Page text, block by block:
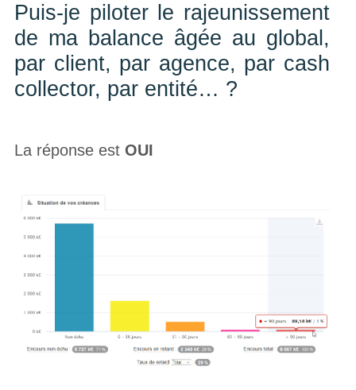
Puis-je piloter le rajeunissement
de ma balance âgée au global,
par client, par agence, par cash
collector, par entité… ?
La réponse est OUI